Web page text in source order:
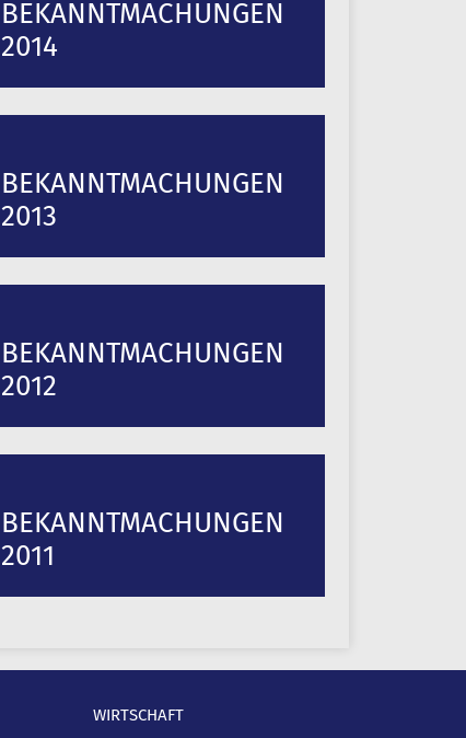
BEKANNTMACHUNGEN
2014
BEKANNTMACHUNGEN
2013
BEKANNTMACHUNGEN
2012
BEKANNTMACHUNGEN
2011
WIRTSCHAFT